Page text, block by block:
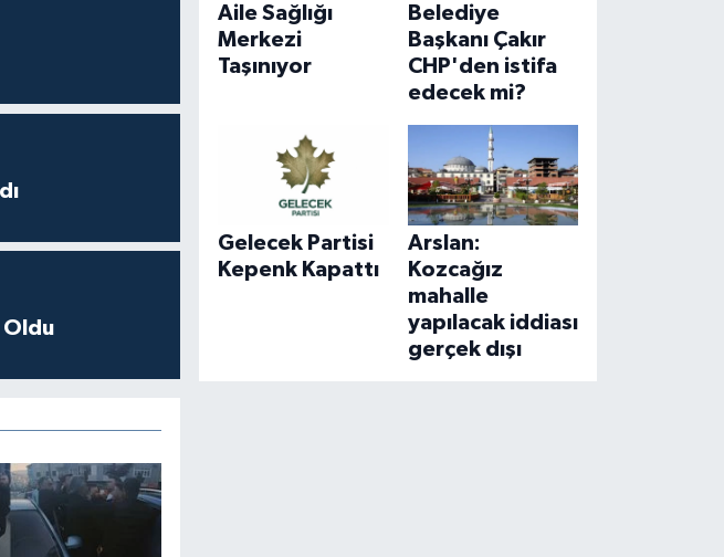
Oldu
Aile Sağlığı
Merkezi
Taşınıyor
Belediye
Başkanı Çakır
CHP'den istifa
edecek mi?
Gelecek Partisi
Kepenk Kapattı
Arslan:
Kozcağız
mahalle
yapılacak iddiası
gerçek dışı